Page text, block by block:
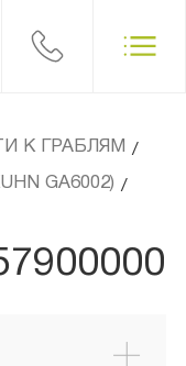
К ГРАБЛЯМ /
GA6002) /